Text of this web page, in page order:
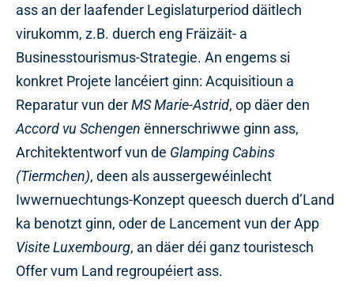
ass an der laafender Legislaturperiod däitlech
virukomm, z.B. duerch eng Fräizäit- a
Businesstourismus-Strategie. An engems si
konkret Projete lancéiert ginn: Acquisitioun a
Reparatur vun derMS Marie-Astrid, op däer den
Accord vu Schengen ënnerschriwwe ginn ass,
Architektentworf vun de Glamping Cabins
(Tiermchen), deen als aussergewéinlecht
Iwwernuechtungs-Konzept queesch duerch d’Land
ka benotzt ginn, oder de Lancement vun der App
Visite Luxembourg, an däer déi ganz touristesch
Offer vum Land regroupéiert ass.